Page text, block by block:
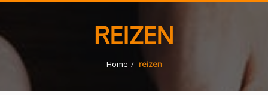
REIZEN
Home reizen